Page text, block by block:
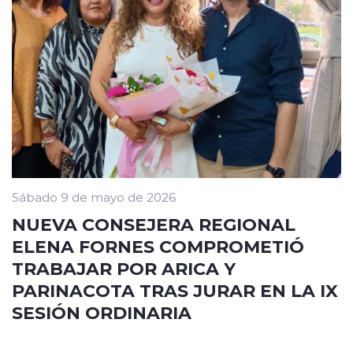
Sábado 9 de mayo de 2026
NUEVA CONSEJERA REGIONAL
ELENA FORNES COMPROMETIÓ
TRABAJAR POR ARICA Y
PARINACOTA TRAS JURAR EN LA IX
SESIÓN ORDINARIA